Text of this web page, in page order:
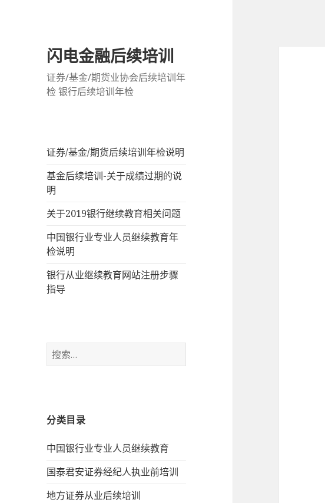
闪电金融后续培训
证券/基金/期货业协会后续培训年
检 银行后续培训年检
证券/基金/期货后续培训年检说明
基金后续培训-关于成绩过期的说
明
关于2019银行继续教育相关问题
中国银行业专业人员继续教育年
检说明
银行从业继续教育网站注册步骤
指导
搜
索：
分类目录
中国银行业专业人员继续教育
国泰君安证券经纪人执业前培训
地方证券从业后续培训